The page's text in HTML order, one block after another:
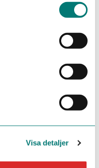
Visa detaljer
Skaränger
du är intresserad av att